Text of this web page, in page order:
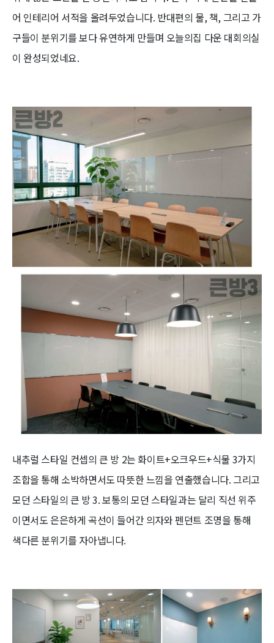
어 인테리어 서적을 올려두었습니다. 반대편의 물, 책, 그리고 가
구들이 분위기를 보다 유연하게 만들며 오늘의집 다운 대회의실
이 완성되었네요.
내추럴 스타일 컨셉의 큰 방 2는 화이트+오크우드+식물 3가지
조합을 통해 소박하면서도 따뜻한 느낌을 연출했습니다. 그리고
모던 스타일의 큰 방 3. 보통의 모던 스타일과는 달리 직선 위주
이면서도 은은하게 곡선이 들어간 의자와 펜던트 조명을 통해
색다른 분위기를 자아냅니다.